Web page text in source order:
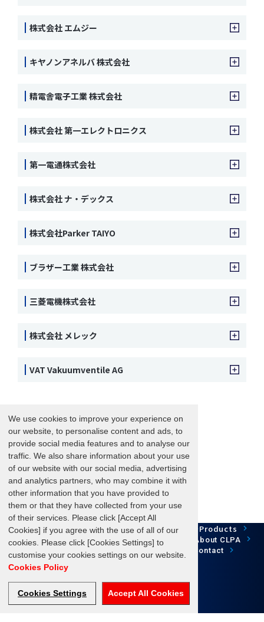
We use cookies to improve your experience on
our website, to personalise content and ads, to
provide social media features and to analyse our
traffic. We also share information about your use
of our website with our social media, advertising
and analytics partners, who may combine it with
other information that you have provided to
them or that they have collected from your use
of their services. Please click [Accept All
Cookies] if you agree with the use of all of our
cookies. Please click [Cookies Settings] to
customise your cookies settings on our website.
Cookies Policy
Cookies Settings Accept All Cookies
株式会社 エムジー
キヤノンアネルバ 株式会社
精電舎電子工業 株式会社
株式会社 第一エレクトロニクス
第一電通株式会社
株式会社 ナ・デックス
株式会社Parker TAIYO
ブラザー工業 株式会社
三菱電機株式会社
株式会社 メレック
VAT Vakuumventile AG
HOME Network Technology Case Study Products
Downloads Development News/Events About CLPA
Update Information SiteMap Contact
Follow us